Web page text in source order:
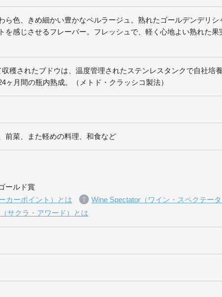
ら色、きめ細かい豊かなペルラージュ。熟れたゴールデンデリ
を感じさせるフレーバー。フレッシュで、軽く心地よい熟れた
穫されたブドウは、温度管理されたステンレスタンクで自社培
ヶ月間の瓶内熟成。（メトド・クラッシコ製法）
前菜、また軽めの料理、和食など
ールド賞
カーポイント）とは
Wine Spectator（ワイン・スペクテー
サクラ・アワード）とは